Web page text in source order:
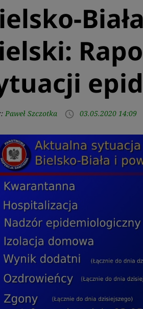
Paweł Szczotka access_time 03.05.2020 14:09